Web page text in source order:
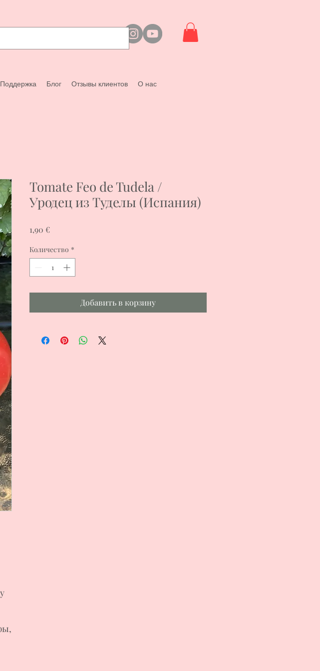
Блог Отзывы клиентов О нас
Tomate Feo de Tudela /
Уродец из Туделы (Испания)
1,90 €Цена
Количество *
Добавить в корзину